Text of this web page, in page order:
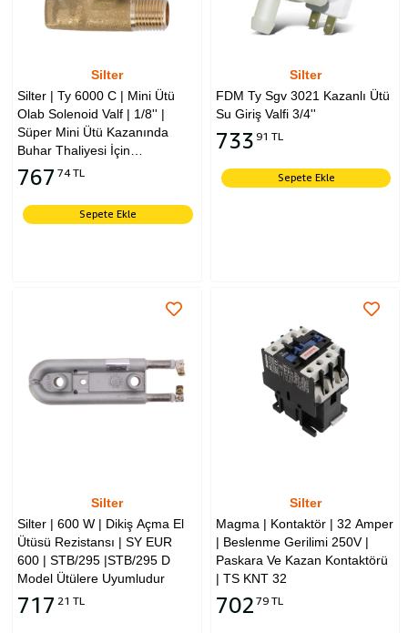
Silter
Silter | Ty 6000 C | Mini Ütü
Olab Solenoid Valf | 1/8'' |
Süper Mini Ütü Kazanında
Buhar Thaliyesi İçin
Kullanılmaktadır.
767 74 TL
Sepete Ekle
Silter
FDM Ty Sgv 3021 Kazanlı Ütü
Su Giriş Valfi 3/4''
733 91 TL
Sepete Ekle
Silter
Silter | 600 W | Dikiş Açma El
Ütüsü Rezistansı | SY EUR
600 | STB/295 |STB/295 D
Model Ütülere Uyumludur
717 21 TL
Silter
Magma | Kontaktör | 32 Amper
| Beslenme Gerilimi 250V |
Paskara Ve Kazan Kontaktörü
| TS KNT 32
702 79 TL